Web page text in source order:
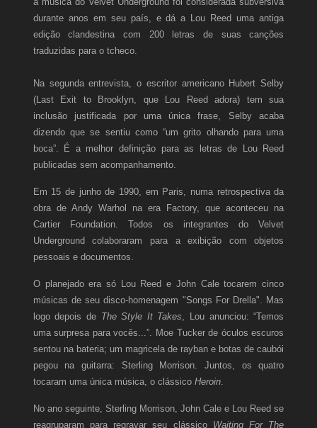
durante anos em seu país, e dá a Lou Reed uma antiga
edição clandestina com 200 letras de suas canções
traduzidas para o tcheco.
Na segunda entrevista, o escritor americano Hubert Selby
(Last Exit to Brooklyn, que Lou Reed adora) tem sua
inclusão justificada por uma única frase, Selby acaba
dizendo que se sentiu como “um grito olhando para uma
boca”. É a melhor definição para as letras de Lou Reed
publicadas sem acompanhamento.
Em 15 de junho de 1990, em Paris, numa retrospectiva da
obra de Andy Warhol na era Factory, que aconteceu na
Cartier Foundation. Todos os integrantes do Velvet
Underground colaboraram para a exibição com objetos
pessoais e documentos.
O planejado era só Lou Reed e John Cale tocarem cinco
músicas de seu disco-homenagem "Songs For Drella". Mas
logo depois de The Style It Takes, Lou anunciou: “Temos
uma surpresa para vocês...”. Moe Tucker de óculos escuros
sentou na bateria; um magricela de rayban e botas de caubói
pegou na guitarra: Sterling Morrison. Juntos, os quatro
tocaram uma única música, o clássico Heroin.
No ano seguinte, Sterling Morrison, John Cale e Lou Reed se
reagruparam para regravar seu clássico Waiting For The